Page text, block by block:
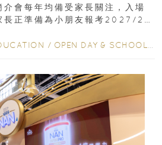
會每年均備受家長關注，入場
長正準備為小朋友報考2027/28
/ OPEN DAY & SCHOOL EVENTS